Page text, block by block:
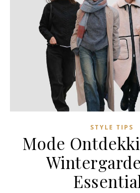
STYLE TIPS
Mode